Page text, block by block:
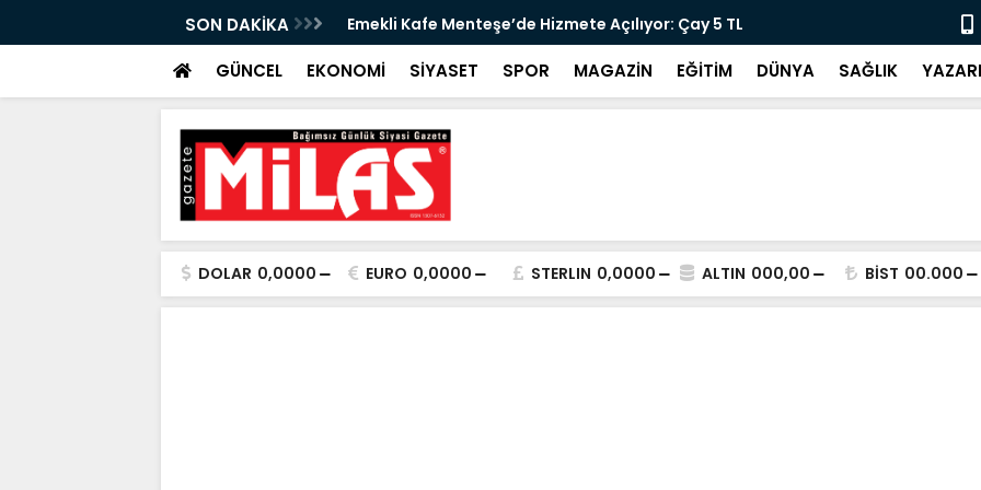
SON DAKİKA
Açılıyor: Çay 5 TL
Zeytin Çiçeği Uluslararası Kısa Film Yarışması İçin Başvurular
Başladı
GÜNCEL EKONOMİ SİYASET SPOR MAGAZİN EĞİTİM DÜNYA SAĞLIK
DOLAR 0,0000 EURO 0,0000 STERLIN 0,0000 ALTIN 000,00 BİST 00.000